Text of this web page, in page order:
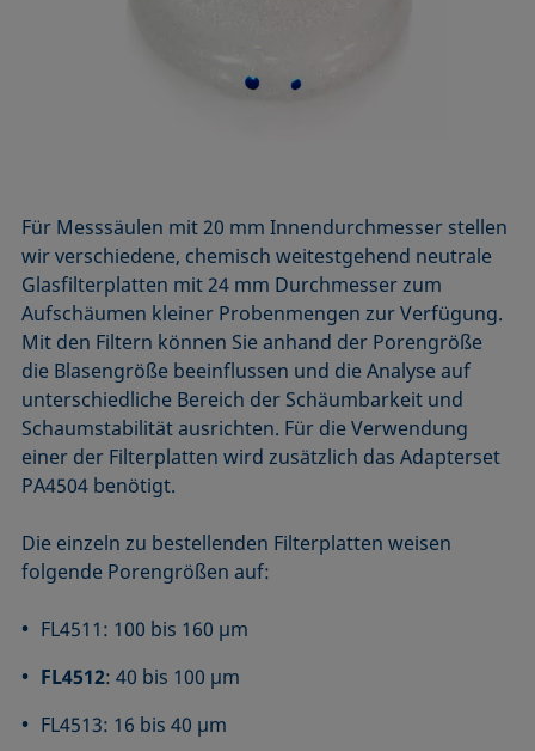
Für Messsäulen mit 20 mm Innendurchmesser stellen
wir verschiedene, chemisch weitestgehend neutrale
Glasfilterplatten mit 24 mm Durchmesser zum
Aufschäumen kleiner Probenmengen zur Verfügung.
Mit den Filtern können Sie anhand der Porengröße
die Blasengröße beeinflussen und die Analyse auf
unterschiedliche Bereich der Schäumbarkeit und
Schaumstabilität ausrichten. Für die Verwendung
einer der Filterplatten wird zusätzlich das Adapterset
PA4504 benötigt.
Die einzeln zu bestellenden Filterplatten weisen
folgende Porengrößen auf:
FL4511: 100 bis 160 µm
FL4512: 40 bis 100 µm
FL4513: 16 bis 40 µm